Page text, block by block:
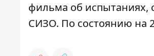
фильма об испытаниях,
СИЗО. По состоянию на